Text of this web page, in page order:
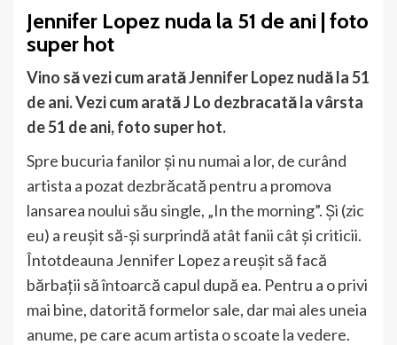
Jennifer Lopez nuda la 51 de ani | foto
super hot
Vino să vezi cum arată Jennifer Lopez nudă la 51
de ani. Vezi cum arată J Lo dezbracată la vârsta
de 51 de ani, foto super hot.
Spre bucuria fanilor și nu numai a lor, de curând
artista a pozat dezbrăcată pentru a promova
lansarea noului său single, „In the morning”. Și (zic
eu) a reușit să-și surprindă atât fanii cât și criticii.
Întotdeauna Jennifer Lopez a reușit să facă
bărbații să întoarcă capul după ea. Pentru a o privi
mai bine, datorită formelor sale, dar mai ales uneia
anume, pe care acum artista o scoate la vedere.